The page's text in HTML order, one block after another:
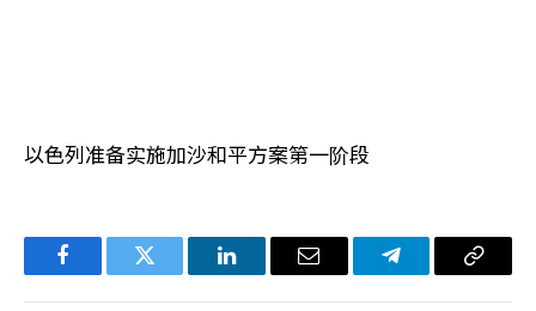
以色列准备实施加沙和平方案第一阶段
FacebookTwitter LinkedIn电
Telegram复